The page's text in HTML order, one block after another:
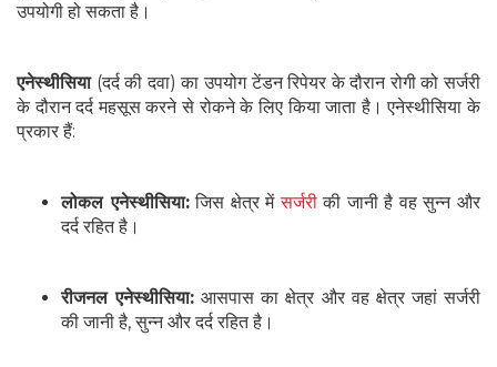
उपयोगी हो सकता है।
एनेस्थीसिया(दर्द की दवा) का उपयोग टेंडन रिपेयर के दौरान रोगी को सर्जरी
के दौरान दर्द महसूस करने से रोकने के लिए किया जाता है। एनेस्थीसिया के
प्रकार हैं:
लोकल एनेस्थीसिया:जिस क्षेत्र मेंसर्जरीकी जानी है वह सुन्न और
दर्द रहित है।
रीजनल एनेस्थीसिया: आसपास का क्षेत्र और वह क्षेत्र जहां सर्जरी
की जानी है, सुन्न और दर्द रहित है।